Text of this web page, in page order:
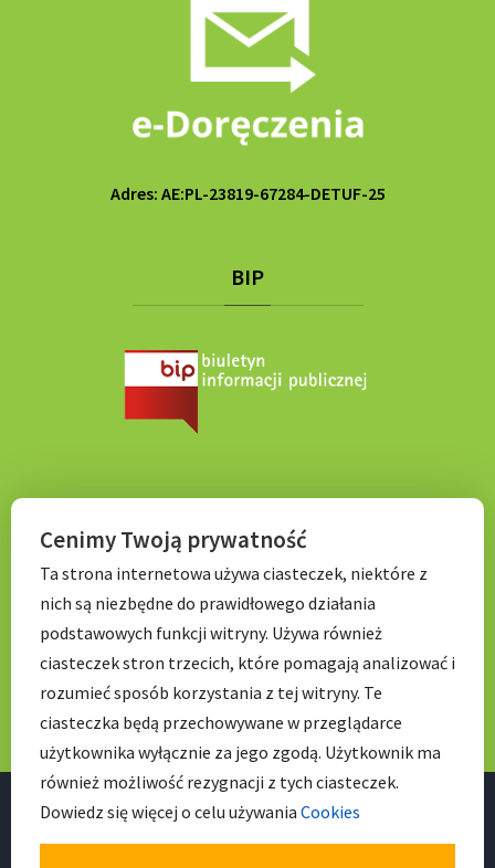
Adres: AE:PL-23819-67284-DETUF-25
BIP
Tel. 71 798 67 99
E-mail:sekretariat.p056@wroclawskaedukacja.pl
Godziny otwarcia:
7:00 – 17: 00
Cenimy Twoją prywatność
Ta strona internetowa używa ciasteczek, niektóre z
nich są niezbędne do prawidłowego działania
podstawowych funkcji witryny. Używa również
ciasteczek stron trzecich, które pomagają analizować i
rozumieć sposób korzystania z tej witryny. Te
ciasteczka będą przechowywane w przeglądarce
użytkownika wyłącznie za jego zgodą. Użytkownik ma
również możliwość rezygnacji z tych ciasteczek.
Dowiedz się więcej o celu używania Cookies